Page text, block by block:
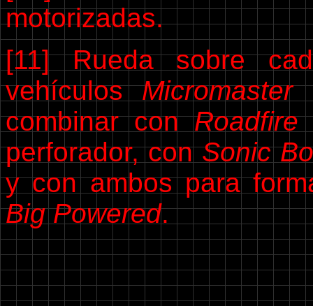
motorizadas.
[11] Rueda sobre
vehículosMicromaster
combinar conRoadfire
perforador, conSonic
y con ambos para
Big Powered.